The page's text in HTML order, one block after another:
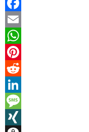
Facebook
Email
WhatsApp
Pinterest
Reddit
LinkedIn
Message